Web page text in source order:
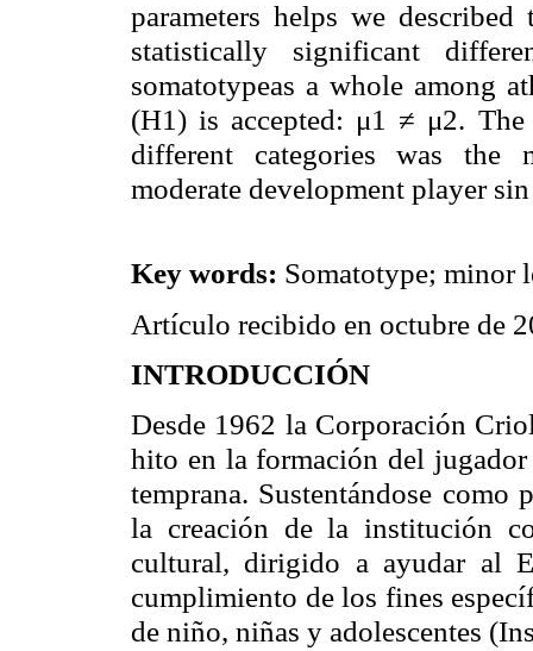
parameters helps we
statistically significant
somatotypeas a whole among
(H1) is accepted: μ1 ≠ μ2.
different categories was the
moderate development player
Key words: Somatotype; minor
Artículo recibido en octubre de
INTRODUCCIÓN
Desde 1962 la Corporación
hito en la formación del
temprana. Sustentándose
la creación de la institución
cultural, dirigido a ayudar al
cumplimiento de los fines
de niño, niñas y adolescentes